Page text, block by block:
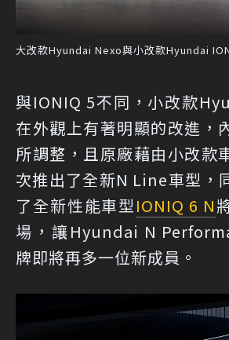
大改款Hyundai Nexo與小改款Hyundai
與IONIQ 5不同，小改款
在外觀上有著明顯的改進，
所調整，且原廠藉由小改款
次推出了全新N Line車型，
了全新性能車型 IONIQ 6 N
場，讓Hyundai N
牌即將再多一位新成員。